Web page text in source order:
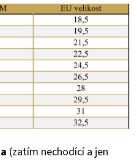
(zatím nechodící a jen